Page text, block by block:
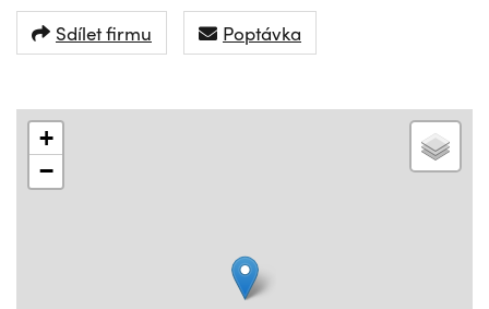
Sdílet firmu Poptávka
+
−